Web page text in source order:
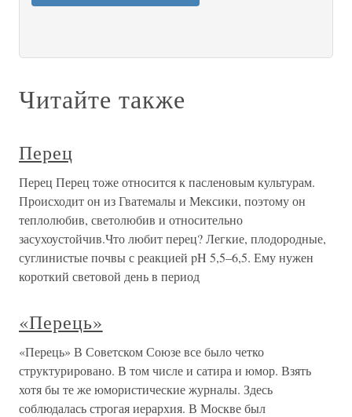
Читайте также
Перец
Перец Перец тоже относится к пасленовым культурам.
Происходит он из Гватемалы и Мексики, поэтому он
теплолюбив, светолюбив и относительно
засухоустойчив.Что любит перец? Легкие, плодородные,
суглинистые почвы с реакцией pH 5,5–6,5. Ему нужен
короткий световой день в период
«Перець»
«Перець» В Советском Союзе все было четко
структурировано. В том числе и сатира и юмор. Взять
хотя бы те же юмористические журналы. Здесь
соблюдалась строгая иерархия. В Москве был